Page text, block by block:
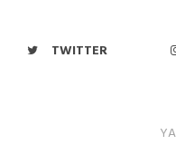
TWITTER